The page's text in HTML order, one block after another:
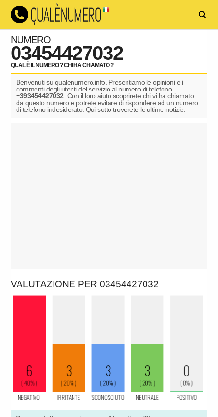
NUMERO
03454427032
QUAL È IL NUMERO ? CHI HA CHIAMATO ?
Benvenuti su qualenumero.info. Presentiamo le opinioni e i
commenti degli utenti del servizio al numero di telefono
+393454427032 . Con il loro aiuto scoprirete chi vi ha chiamato
da questo numero e potrete evitare di rispondere ad un numero
di telefono indesiderato. Qui sotto troverete le ultime notizie.
VALUTAZIONE PER 03454427032